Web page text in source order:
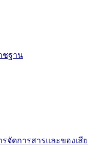
ฐาน
จัดการสารและของเสีย